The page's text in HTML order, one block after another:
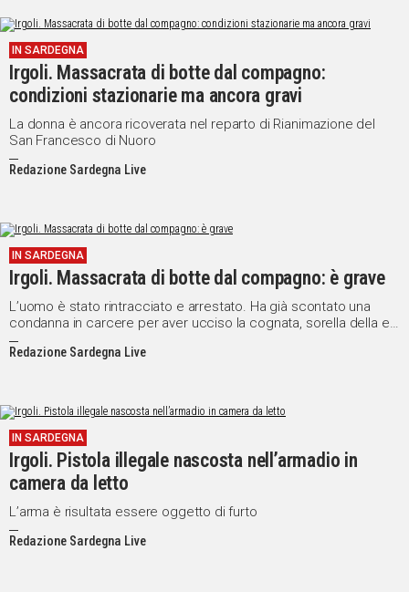
IN SARDEGNA
Irgoli. Massacrata di botte dal compagno:
condizioni stazionarie ma ancora gravi
La donna è ancora ricoverata nel reparto di Rianimazione del
San Francesco di Nuoro
Redazione Sardegna Live
IN SARDEGNA
Irgoli. Massacrata di botte dal compagno: è grave
L’uomo è stato rintracciato e arrestato. Ha già scontato una
condanna in carcere per aver ucciso la cognata, sorella della ex
moglie
Redazione Sardegna Live
IN SARDEGNA
Irgoli. Pistola illegale nascosta nell’armadio in
camera da letto
L’arma è risultata essere oggetto di furto
Redazione Sardegna Live